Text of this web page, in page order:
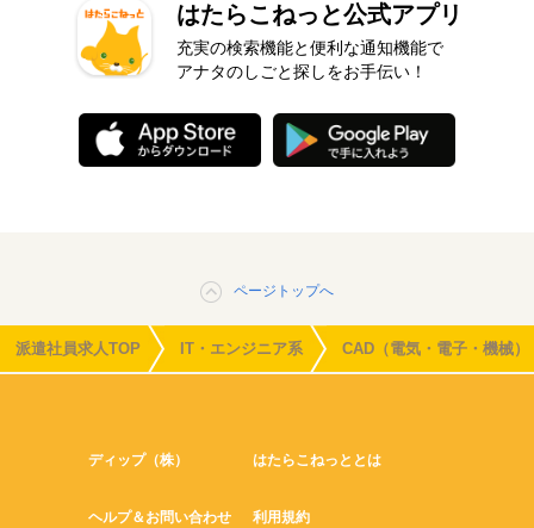
はたらこねっと公式アプリ
充実の検索機能と便利な通知機能で
アナタのしごと探しをお手伝い！
ページトップへ
派遣社員求人TOP IT・エンジニア系 CAD（電気・電子・機械）
ディップ（株） はたらこねっととは
ヘルプ＆お問い合わせ 利用規約